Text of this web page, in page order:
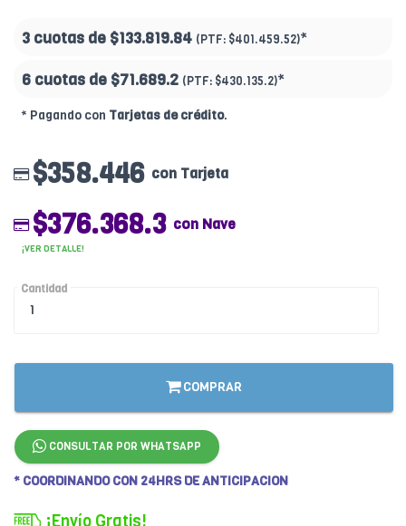
3 cuotas de $133.819.84 (PTF: $401.459.52)*
6 cuotas de $71.689.2 (PTF: $430.135.2)*
* Pagando con Tarjetas de crédito.
$358.446 con Tarjeta
$376.368.3 con Nave
¡VER DETALLE!
Cantidad
COMPRAR
CONSULTAR POR WHATSAPP
* COORDINANDO CON 24HRS DE ANTICIPACION
¡Envío Gratis!